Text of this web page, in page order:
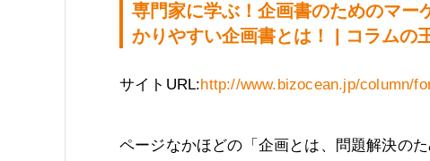
専門家に学ぶ！企画書のためのマー
かりやすい企画書とは！ | コラムの
サイトURL:http://www.bizocean.jp/column/
ページなかほどの「企画とは、問題解決の